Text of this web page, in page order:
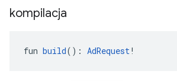
kompilacja
fun build(): AdRequest!